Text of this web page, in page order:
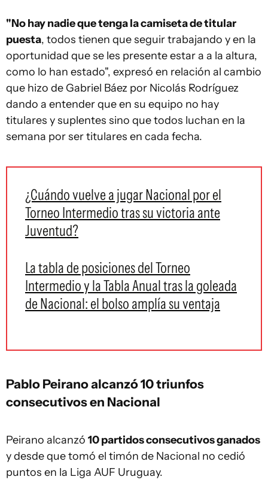
"No hay nadie que tenga la camiseta de titular
puesta, todos tienen que seguir trabajando y en la
oportunidad que se les presente estar a a la altura,
como lo han estado", expresó en relación al cambio
que hizo de Gabriel Báez por Nicolás Rodríguez
dando a entender que en su equipo no hay
titulares y suplentes sino que todos luchan en la
semana por ser titulares en cada fecha.
¿Cuándo vuelve a jugar Nacional por el
Torneo Intermedio tras su victoria ante
Juventud?
La tabla de posiciones del Torneo
Intermedio y la Tabla Anual tras la goleada
de Nacional: el bolso amplía su ventaja
Pablo Peirano alcanzó 10 triunfos
consecutivos en Nacional
Peirano alcanzó 10 partidos consecutivos ganados
y desde que tomó el timón de Nacional no cedió
puntos en la Liga AUF Uruguay.